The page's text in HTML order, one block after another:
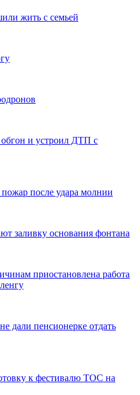
жить с семьей
и устроил ДТП с
после удара молнии
заливку основания фонтана
приостановлена работа
дали пенсионерке отдать
к фестивалю ТОС на